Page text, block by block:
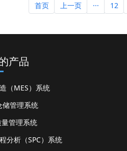
首页 上一页 ··· 12
产品
（MES）系统
储管理系统
管理系统
分析（SPC）系统